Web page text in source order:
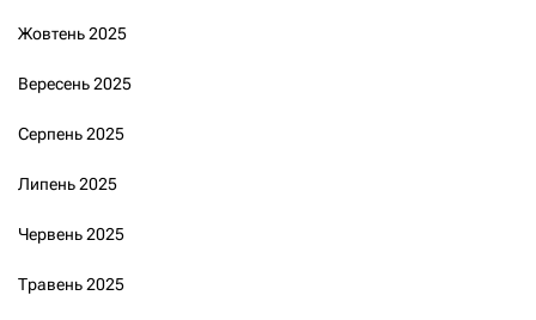
Жовтень 2025
Вересень 2025
Серпень 2025
Липень 2025
Червень 2025
Травень 2025